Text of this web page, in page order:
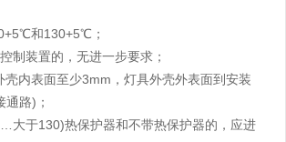
和130+5℃；
装置的，无进一步要求；
内表面至少3mm，灯具外壳外表面到安装
路)；
于130)热保护器和不带热保护器的，应进